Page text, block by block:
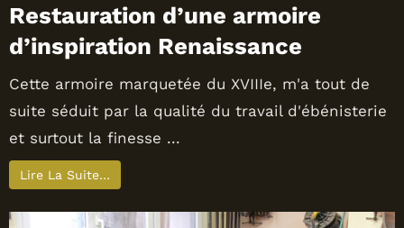
Restauration d’une armoire
d’inspiration Renaissance
Cette armoire marquetée du XVIIIe, m'a tout de
suite séduit par la qualité du travail d'ébénisterie
et surtout la finesse ...
Lire La Suite…